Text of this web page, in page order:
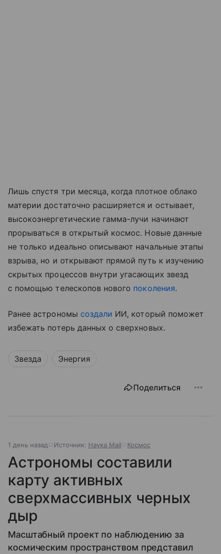
Лишь спустя три месяца, когда плотное облако
материи достаточно расширяется и остывает,
высокоэнергетические гамма-лучи начинают
прорываться в открытый космос. Новые данные
не только идеально описывают начальные этапы
взрыва, но и открывают прямой путь к изучению
скрытых процессов внутри угасающих звезд
с помощью телескопов нового поколения.
Ранее астрономы создали ИИ, который поможет
избежать потерь данных о сверхновых.
Звезда Энергия
Поделиться
1 день назад Источник: Наука Mail Космос
Астрономы составили
карту активных
сверхмассивных черных
дыр
Масштабный проект по наблюдению за
космическим пространством представил